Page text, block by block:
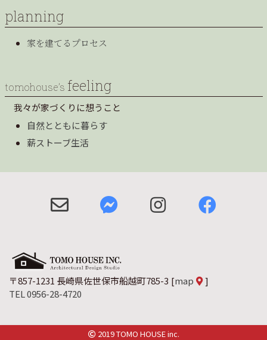
planning
家を建てるプロセス
tomohouse’s feeling
我々が家づくりに想うこと
自然とともに暮らす
薪ストーブ生活
〒857-1231 長崎県佐世保市船越町785-3 [map
]
TEL 0956-28-4720
2019 TOMO HOUSE inc.